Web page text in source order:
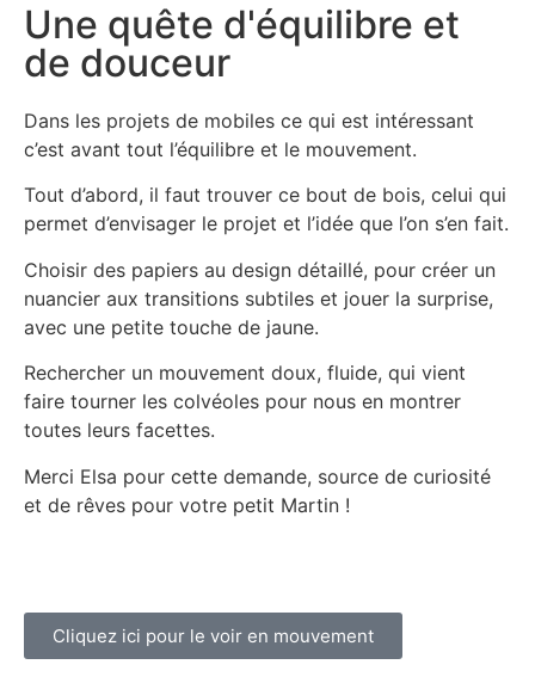
Une quête d'équilibre et
de douceur
Dans les projets de mobiles ce qui est intéressant
c’est avant tout l’équilibre et le mouvement.
Tout d’abord, il faut trouver ce bout de bois, celui qui
permet d’envisager le projet et l’idée que l’on s’en fait.
Choisir des papiers au design détaillé, pour créer un
nuancier aux transitions subtiles et jouer la surprise,
avec une petite touche de jaune.
Rechercher un mouvement doux, fluide, qui vient
faire tourner les colvéoles pour nous en montrer
toutes leurs facettes.
Merci Elsa pour cette demande, source de curiosité
et de rêves pour votre petit Martin !
Cliquez ici pour le voir en mouvement